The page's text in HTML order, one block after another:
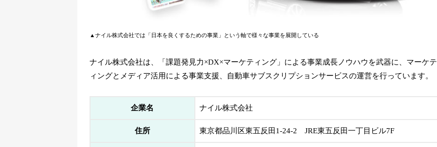
▲ナイル株式会社では「日本を良くするための事業」という軸で様々な事業を展開している
ナイル株式会社は、「課題発見力×DX×マーケティング」による事業成長ノウハウを武器に、マーケテ
ィングとメディア活用による事業支援、自動車サブスクリプションサービスの運営を行っています。
企業名 ナイル株式会社
住所 東京都品川区東五反田1-24-2 JRE東五反田一丁目ビル7F